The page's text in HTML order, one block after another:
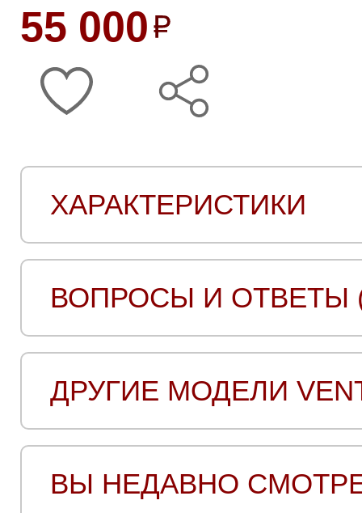
55 000
ХАРАКТЕРИСТИКИ
ВОПРОСЫ И ОТВЕТЫ
ДРУГИЕ МОДЕЛИ
ВЫ НЕДАВНО